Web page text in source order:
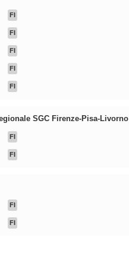
FI
FI
FI
FI
FI
SGC Firenze-Pisa-Livorno
FI
FI
FI
FI